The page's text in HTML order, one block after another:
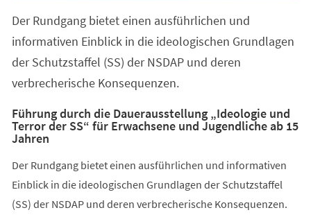
Der Rundgang bietet einen ausführlichen und
informativen Einblick in die ideologischen Grundlagen
der Schutzstaffel (SS) der NSDAP und deren
verbrecherische Konsequenzen.
Führung durch die Dauerausstellung „Ideologie und
Terror der SS“ für Erwachsene und Jugendliche ab 15
Jahren
Der Rundgang bietet einen ausführlichen und informativen
Einblick in die ideologischen Grundlagen der Schutzstaffel
(SS) der NSDAP und deren verbrecherische Konsequenzen.